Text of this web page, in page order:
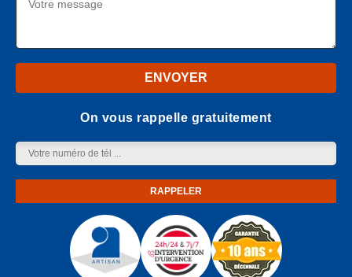
On vous rappelle gratuitement